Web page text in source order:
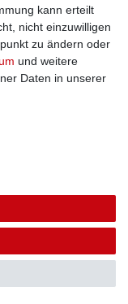
kann erteilt
nicht einzuwilligen
zu ändern oder
und weitere
Daten in unserer